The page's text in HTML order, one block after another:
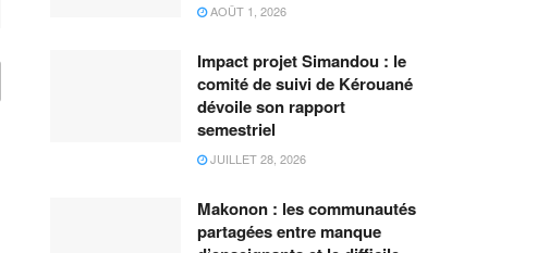
AOÛT 1, 2026
Impact projet Simandou : le
comité de suivi de Kérouané
dévoile son rapport
semestriel
JUILLET 28, 2026
Makonon : les communautés
partagées entre manque